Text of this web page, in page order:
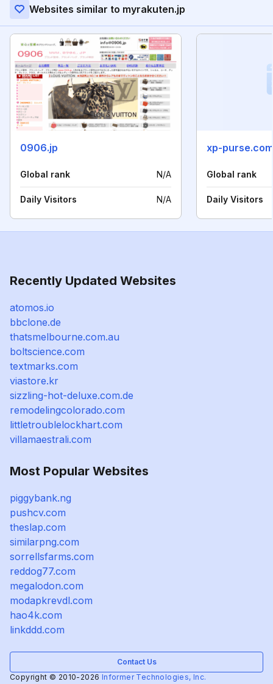
Websites similar to myrakuten.jp
0906.jp
Global rank N/A
Daily Visitors N/A
xp-purse.com
Global rank
Daily Visitors
Recently Updated Websites
atomos.io
bbclone.de
thatsmelbourne.com.au
boltscience.com
textmarks.com
viastore.kr
sizzling-hot-deluxe.com.de
remodelingcolorado.com
littletroublelockhart.com
villamaestrali.com
Most Popular Websites
piggybank.ng
pushcv.com
theslap.com
similarpng.com
sorrellsfarms.com
reddog77.com
megalodon.com
modapkrevdl.com
hao4k.com
linkddd.com
Contact Us
Copyright © 2010-2026 Informer Technologies, Inc.